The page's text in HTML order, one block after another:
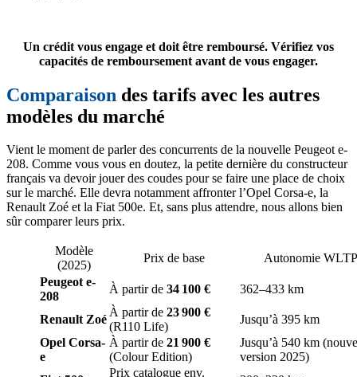
Un crédit vous engage et doit être remboursé. Vérifiez vos
capacités de remboursement avant de vous engager.
Comparaison des tarifs avec les autres
modèles du marché
Vient le moment de parler des concurrents de la nouvelle Peugeot e-
208. Comme vous vous en doutez, la petite dernière du constructeur
français va devoir jouer des coudes pour se faire une place de choix
sur le marché. Elle devra notamment affronter l’Opel Corsa-e, la
Renault Zoé et la Fiat 500e. Et, sans plus attendre, nous allons bien
sûr comparer leurs prix.
Modèle
(2025)
Prix de base
Autonomie WLTP
Peugeot e-
208
À partir de 34 100 € 362–433 km
Renault Zoé
À partir de 23 900 €
(R110 Life)
Jusqu’à 395 km
Opel Corsa-
e
À partir de 21 900 €
(Colour Edition)
Jusqu’à 540 km
version 2025)
Prix catalogue env.